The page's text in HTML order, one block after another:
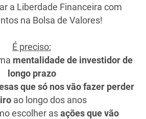
a Liberdade Financeira com
na Bolsa de Valores!
É preciso:
mentalidade de investidor de
longo prazo
que só nos vão fazer perder
ao longo dos anos
escolher asações que vão